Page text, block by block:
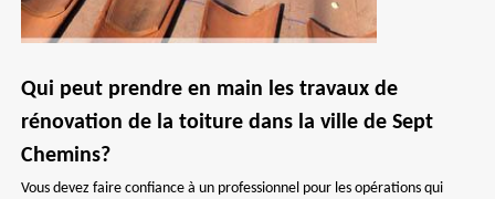
Qui peut prendre en main les travaux de
rénovation de la toiture dans la ville de Sept
Chemins?
Vous devez faire confiance à un professionnel pour les opérations qui